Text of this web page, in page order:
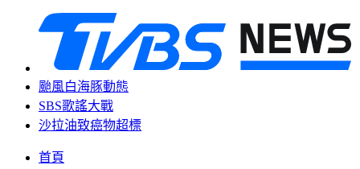
颱風白海豚動態
SBS歌謠大戰
沙拉油致癌物超標
首頁